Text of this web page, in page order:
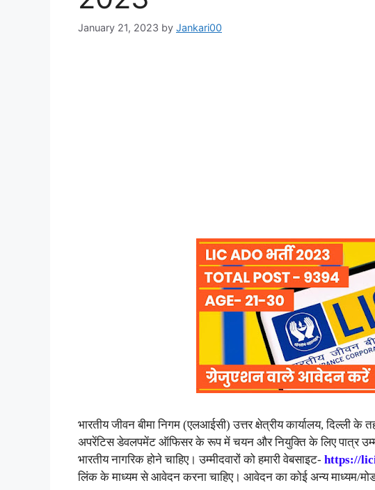
January 21, 2023 by Jankari00
भारतीय जीवन बीमा निगम (एलआईसी) उत्तर क्षेत्रीय कार्यालय, दिल्ली के
अपरेंटिस डेवलपमेंट ऑफिसर के रूप में चयन और नियुक्ति के लिए पात्र
भारतीय नागरिक होने चाहिए। उम्मीदवारों को हमारी वेबसाइट- https://
लिंक के माध्यम से आवेदन करना चाहिए। आवेदन का कोई अन्य माध्यम/मोड